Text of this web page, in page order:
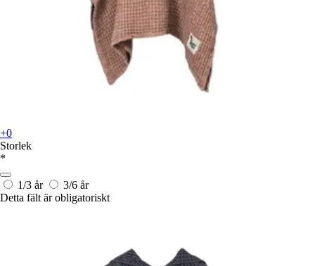
+0
Storlek
*
1/3 år
3/6 år
Detta fält är obligatoriskt